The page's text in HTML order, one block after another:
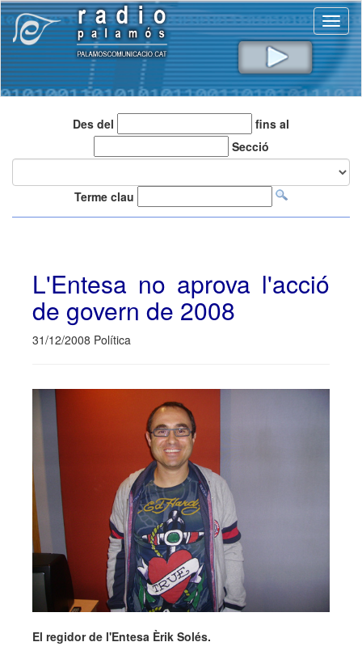
Des del
fins al
Secció
Terme clau
L'Entesa no aprova l'acció
de govern de 2008
31/12/2008 Política
El regidor de l'Entesa Èrik Solés.